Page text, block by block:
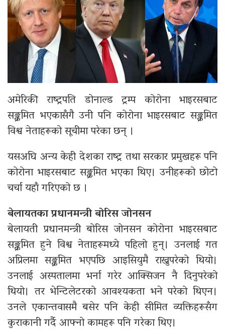
अमेरिकी राष्ट्रपति डोनाल्ड ट्रम्पकोरोना भाइरसबाट
सङ्क्रमित भएकासँगै उनी पनि कोरोना भाइरसबाट सङ्क्रमित
विश्व नेताहरूको सूचीमा परेका छन् ।
यसअघि अन्य केही देशका राष्ट्र तथा सरकार प्रमुखहरू पनि
कोरोना भाइरसबाट सङ्क्रमित भएका थिए। उनीहरूको छोटो
चर्चा यहाँ गरिएको छ ।
बेलायतका प्रधानमन्त्री बोरिस जोनसन
बेलायती प्रधानमन्त्री बोरिस जोनसन कोरोना भाइरसबाट
सङ्क्रमित हुने विश्व नेताहरूमध्ये पहिलो हुन्। उनलाई गत
अप्रिलमा सङ्क्रमित भएपछि आइसियुमै राख्नुपरेको थियो।
उनलाई अस्पतालमा भर्ना गरेर आक्सिजन नै दिनुपरेको
थियो। तर भेन्टिलेटरको आवश्यकता भने परेको थिएन।
उनले एकान्तवासमै बसेर पनि केही सीमित व्यक्तिहरूसँग
कुराकानी गर्दै आफ्नो कामहरू पनि गरेका थिए।